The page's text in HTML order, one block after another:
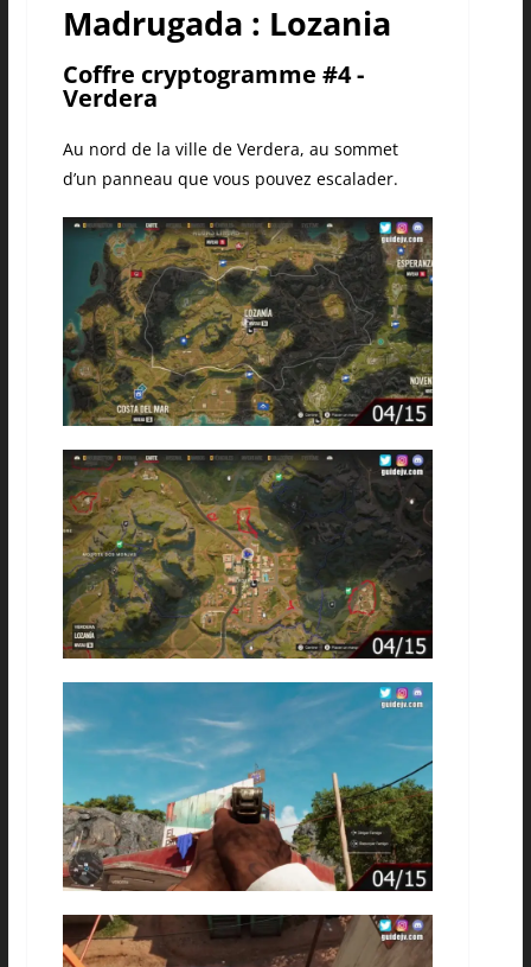
Madrugada : Lozania
Coffre cryptogramme #4 -
Verdera
Au nord de la ville de Verdera, au sommet
d’un panneau que vous pouvez escalader.